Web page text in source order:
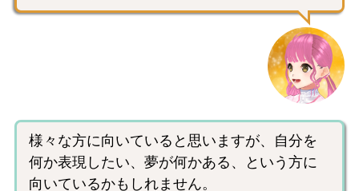
様々な方に向いていると思いますが、自分を
何か表現したい、夢が何かある、という方に
向いているかもしれません。